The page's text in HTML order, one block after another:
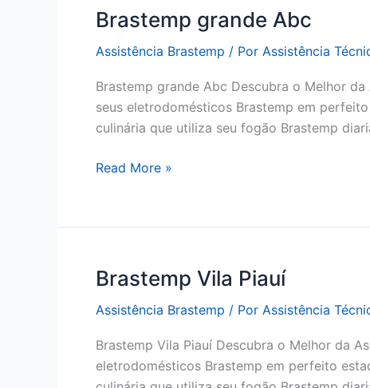
Brastemp grande Abc
Assistência Brastemp / Por Assistência
Brastemp grande Abc Descubra o Melhor
seus eletrodomésticos Brastemp em
culinária que utiliza seu fogão Brastemp
Brastemp
Read More »
Brastemp Vila Piauí
Assistência Brastemp / Por Assistência
Brastemp Vila Piauí Descubra o Melhor da
eletrodomésticos Brastemp em perfeito